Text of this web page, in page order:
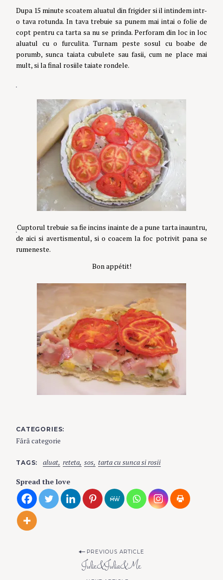
Dupa 15 minute scoatem aluatul din frigider si il intindem intr-
o tava rotunda. In tava trebuie sa punem mai intai o folie de
copt pentru ca tarta sa nu se prinda. Perforam din loc in loc
aluatul cu o furculita. Turnam peste sosul cu boabe de
porumb, sunca taiata cubulete sau fasii, cum ne place mai
mult, si la final rosiile taiate rondele.
Cuptorul trebuie sa fie incins inainte de a pune tarta inauntru,
de aici si avertismentul, si o coacem la foc potrivit pana se
rumeneste.
Bon appétit!
CATEGORIES
Fără categorie
TAGS aluat reteta sos tarta cu sunca si rosii
Spread the love
PREVIOUS ARTICLE
Julie&Julia&Me